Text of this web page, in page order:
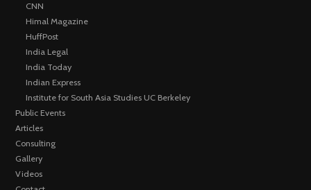
CNN
Himal Magazine
HuffPost
India Legal
India Today
Indian Express
Institute for South Asia Studies UC Berkeley
Public Events
Articles
Consulting
Gallery
Videos